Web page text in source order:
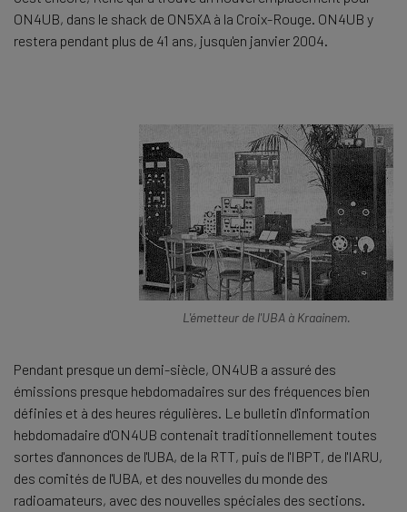
ON4UB, dans le shack de ON5XA à la Croix-Rouge. ON4UB y
restera pendant plus de 41 ans, jusqu'en janvier 2004.
L'émetteur de l'UBA à Kraainem.
Pendant presque un demi-siècle, ON4UB a assuré des
émissions presque hebdomadaires sur des fréquences bien
définies et à des heures régulières. Le bulletin d'information
hebdomadaire d'ON4UB contenait traditionnellement toutes
sortes d'annonces de l'UBA, de la RTT, puis de l'IBPT, de l'IARU,
des comités de l'UBA, et des nouvelles du monde des
radioamateurs, avec des nouvelles spéciales des sections.